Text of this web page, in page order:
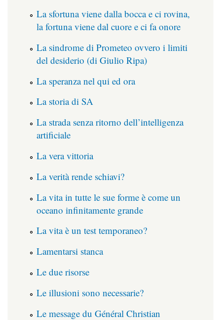
La sfortuna viene dalla bocca e ci rovina,
la fortuna viene dal cuore e ci fa onore
La sindrome di Prometeo ovvero i limiti
del desiderio (di Giulio Ripa)
La speranza nel qui ed ora
La storia di SA
La strada senza ritorno dell’intelligenza
artificiale
La vera vittoria
La verità rende schiavi?
La vita in tutte le sue forme è come un
oceano infinitamente grande
La vita è un test temporaneo?
Lamentarsi stanca
Le due risorse
Le illusioni sono necessarie?
Le message du Général Christian